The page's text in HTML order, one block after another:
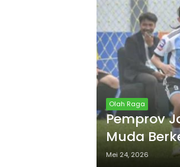
Olah Raga
Pemprov
Muda
Mei 24, 2026